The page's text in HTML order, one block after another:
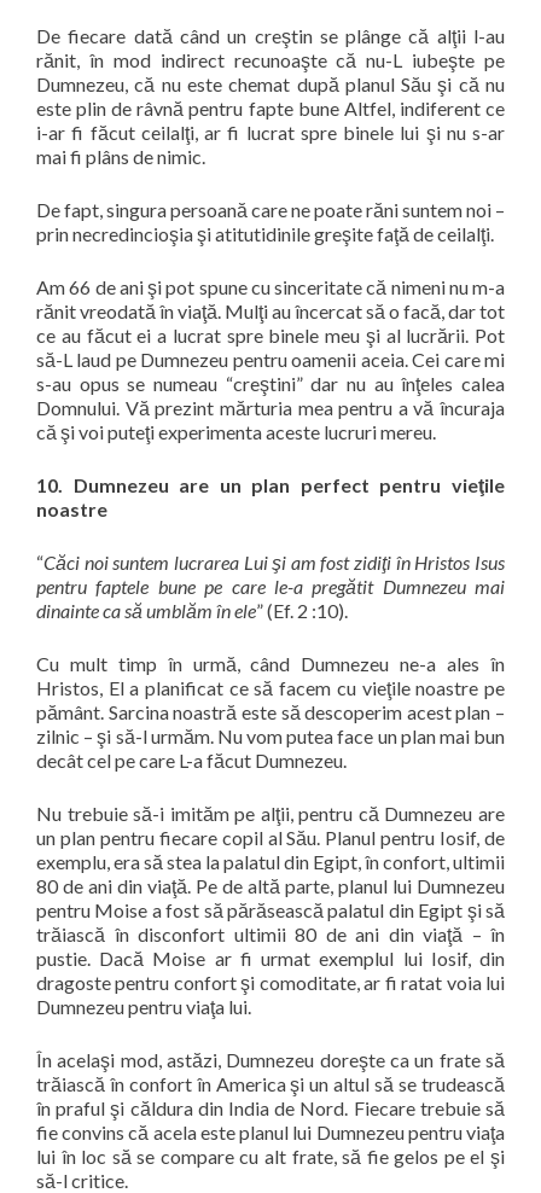
De fiecare dată când un creştin se plânge că alţii l-au
rănit, în mod indirect recunoaşte că nu-L iubeşte pe
Dumnezeu, că nu este chemat după planul Său şi că nu
este plin de râvnă pentru fapte bune Altfel, indiferent ce
i-ar fi făcut ceilalţi, ar fi lucrat spre binele lui şi nu s-ar
mai fi plâns de nimic.
De fapt, singura persoană care ne poate răni suntem noi –
prin necredincioşia şi atitutidinile greşite faţă de ceilalţi.
Am 66 de ani şi pot spune cu sinceritate că nimeni nu m-a
rănit vreodată în viaţă. Mulţi au încercat să o facă, dar tot
ce au făcut ei a lucrat spre binele meu şi al lucrării. Pot
să-L laud pe Dumnezeu pentru oamenii aceia. Cei care mi
s-au opus se numeau “creştini” dar nu au înţeles calea
Domnului. Vă prezint mărturia mea pentru a vă încuraja
că şi voi puteţi experimenta aceste lucruri mereu.
10. Dumnezeu are un plan perfect pentru vieţile
noastre
“Căci noi suntem lucrarea Lui şi am fost zidiţi în Hristos Isus
pentru faptele bune pe care le-a pregătit Dumnezeu mai
dinainte ca să umblăm în ele” (Ef. 2 :10).
Cu mult timp în urmă, când Dumnezeu ne-a ales în
Hristos, El a planificat ce să facem cu vieţile noastre pe
pământ. Sarcina noastră este să descoperim acest plan –
zilnic – şi să-l urmăm. Nu vom putea face un plan mai bun
decât cel pe care L-a făcut Dumnezeu.
Nu trebuie să-i imităm pe alţii, pentru că Dumnezeu are
un plan pentru fiecare copil al Său. Planul pentru Iosif, de
exemplu, era să stea la palatul din Egipt, în confort, ultimii
80 de ani din viaţă. Pe de altă parte, planul lui Dumnezeu
pentru Moise a fost să părăsească palatul din Egipt şi să
trăiască în disconfort ultimii 80 de ani din viaţă – în
pustie. Dacă Moise ar fi urmat exemplul lui Iosif, din
dragoste pentru confort şi comoditate, ar fi ratat voia lui
Dumnezeu pentru viaţa lui.
În acelaşi mod, astăzi, Dumnezeu doreşte ca un frate să
trăiască în confort în America şi un altul să se trudească
în praful şi căldura din India de Nord. Fiecare trebuie să
fie convins că acela este planul lui Dumnezeu pentru viaţa
lui în loc să se compare cu alt frate, să fie gelos pe el şi
să-l critice.